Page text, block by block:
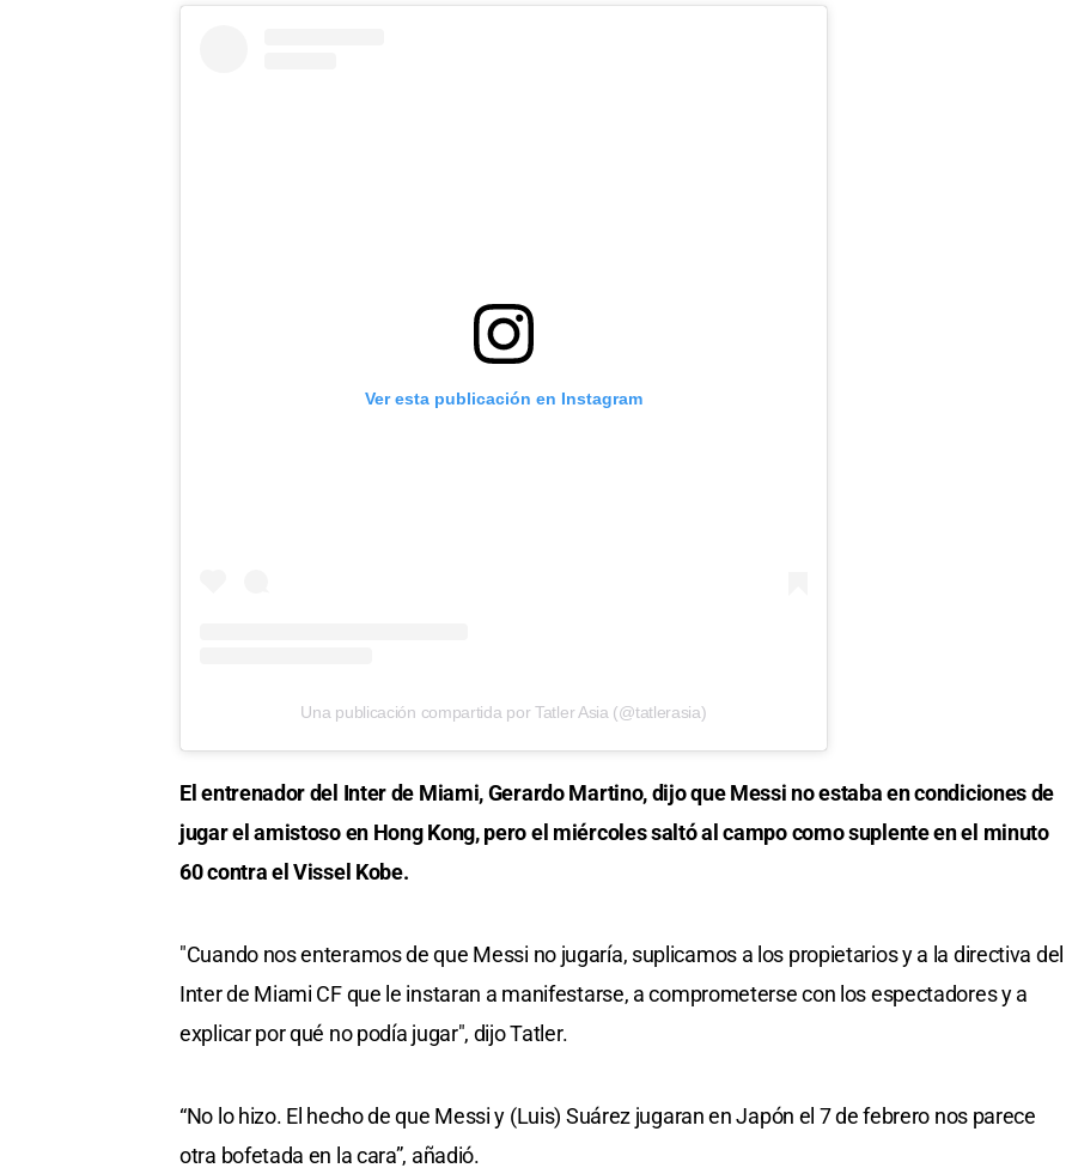
Ver esta publicación en Instagram
Una publicación compartida por Tatler Asia (@tatlerasia)
El entrenador del Inter de Miami, Gerardo Martino, dijo que Messi no estaba en condiciones de
jugar el amistoso en Hong Kong, pero el miércoles saltó al campo como suplente en el minuto
60 contra el Vissel Kobe.
"Cuando nos enteramos de que Messi no jugaría, suplicamos a los propietarios y a la directiva del
Inter de Miami CF que le instaran a manifestarse, a comprometerse con los espectadores y a
explicar por qué no podía jugar", dijo Tatler.
“No lo hizo. El hecho de que Messi y (Luis) Suárez jugaran en Japón el 7 de febrero nos parece
otra bofetada en la cara”, añadió.